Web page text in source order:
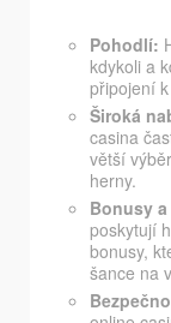
Pohodlí:
kdykoli a
připojení
Široká
casina
větší
herny.
Bonusy
poskytují
bonusy,
šance na